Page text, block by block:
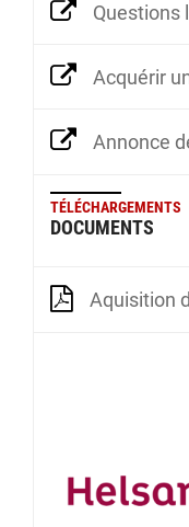
Questions les
Acquérir
Annonce de
TÉLÉCHARGEMENTS
DOCUMENTS
Aquisition d’armes: un